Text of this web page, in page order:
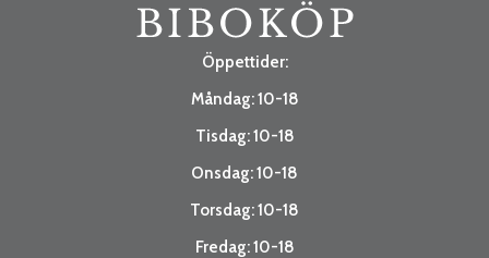
Öppettider:
Måndag: 10-18
Tisdag: 10-18
Onsdag: 10-18
Torsdag: 10-18
Fredag: 10-18